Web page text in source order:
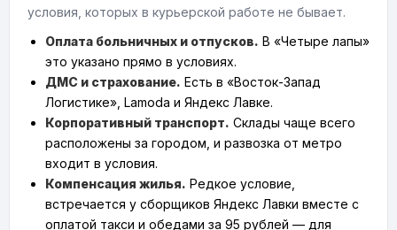
условия, которых в курьерской работе не бывает.
Оплата больничных и отпусков. В «Четыре лапы»
это указано прямо в условиях.
ДМС и страхование. Есть в «Восток-Запад
Логистике», Lamoda и Яндекс Лавке.
Корпоративный транспорт. Склады чаще всего
расположены за городом, и развозка от метро
входит в условия.
Компенсация жилья. Редкое условие,
встречается у сборщиков Яндекс Лавки вместе с
оплатой такси и обедами за 95 рублей — для